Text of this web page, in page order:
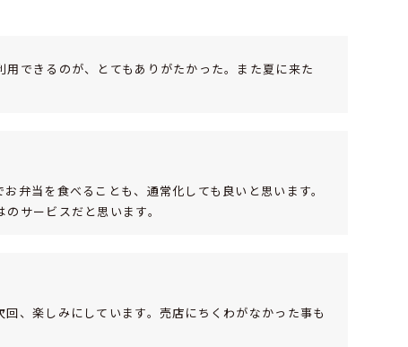
できるのが、とてもありがたかった。また夏に来た
弁当を食べることも、通常化しても良いと思います。
サービスだと思います。
、楽しみにしています。売店にちくわがなかった事も